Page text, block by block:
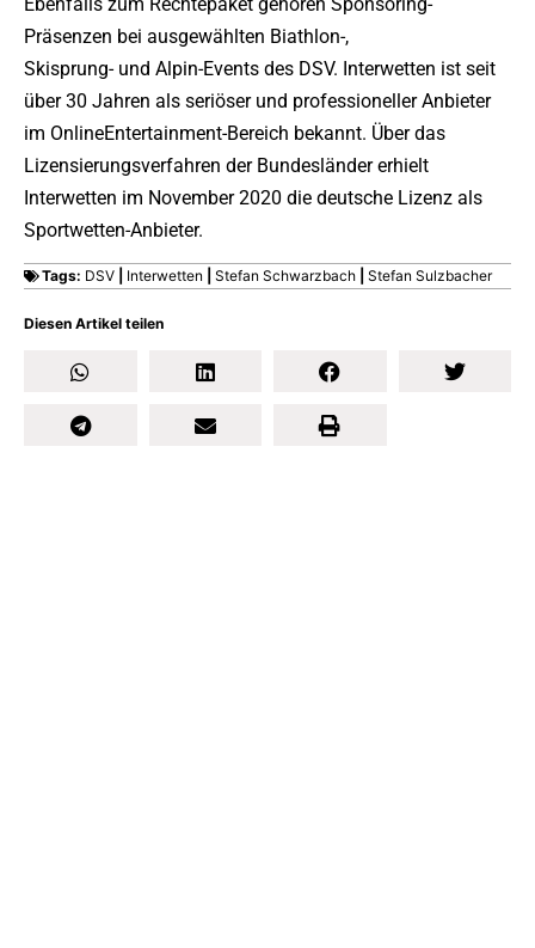
Diesen Artikel teilen
Präsenzen bei ausgewählten Biathlon-,
Skisprung- und Alpin-Events des DSV. Interwetten ist seit
über 30 Jahren als seriöser und professioneller Anbieter
im OnlineEntertainment-Bereich bekannt. Über das
Lizensierungsverfahren der Bundesländer erhielt
Interwetten im November 2020 die deutsche Lizenz als
Sportwetten-Anbieter.
Tags: DSV Interwetten Stefan Schwarzbach Stefan Sulzbacher